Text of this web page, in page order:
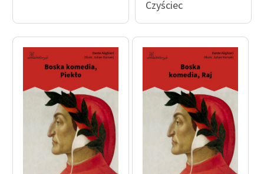
twórców przechodzących
do domeny publicznej,
lektur szkolnych oraz
Starego Testamentu
Odkurzamy bohaterów
Szkoła Poezji Wolnych
Czyściec